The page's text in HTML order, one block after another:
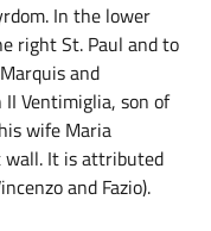
In the lower
right St. Paul and to
and
II Ventimiglia, son of
wife Maria
wall. It is attributed
and Fazio).